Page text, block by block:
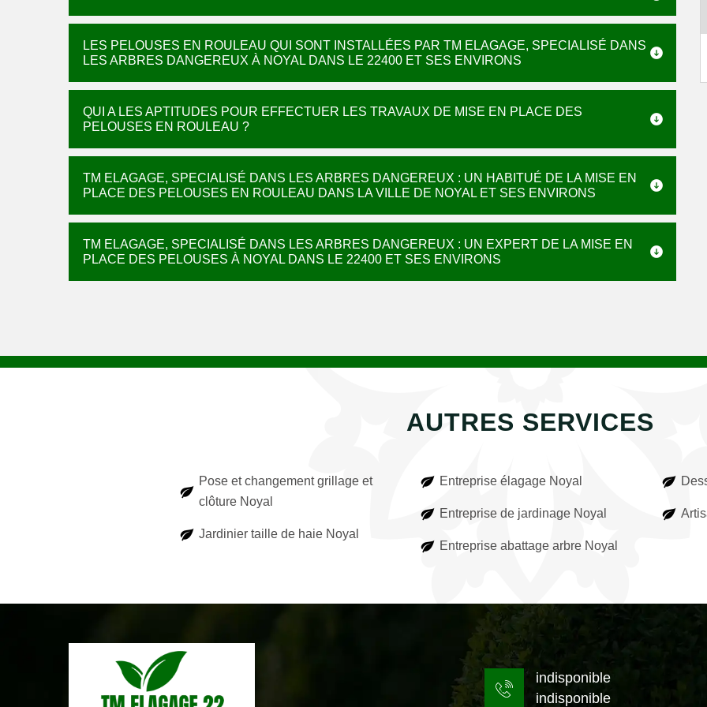
LES PELOUSES EN ROULEAU QUI SONT INSTALLÉES PAR TM ELAGAGE, SPECIALISÉ DANS
LES ARBRES DANGEREUX À NOYAL DANS LE 22400 ET SES ENVIRONS
QUI A LES APTITUDES POUR EFFECTUER LES TRAVAUX DE MISE EN PLACE DES
PELOUSES EN ROULEAU ?
TM ELAGAGE, SPECIALISÉ DANS LES ARBRES DANGEREUX : UN HABITUÉ DE LA MISE EN
PLACE DES PELOUSES EN ROULEAU DANS LA VILLE DE NOYAL ET SES ENVIRONS
TM ELAGAGE, SPECIALISÉ DANS LES ARBRES DANGEREUX : UN EXPERT DE LA MISE EN
PLACE DES PELOUSES À NOYAL DANS LE 22400 ET SES ENVIRONS
AUTRES SERVICES
Pose et changement grillage et
clôture Noyal
Jardinier taille de haie Noyal
Entreprise élagage Noyal
Entreprise de jardinage Noyal
Entreprise abattage arbre Noyal
indisponible
indisponible